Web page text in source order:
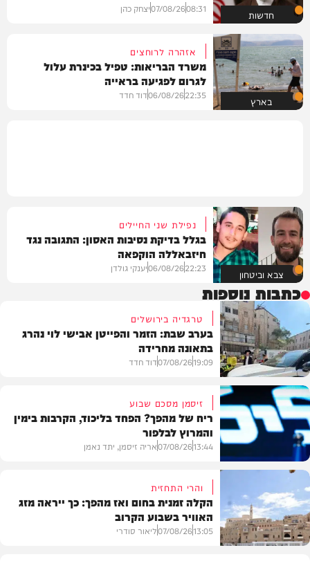
חדשות 08:31
07/08/26יצחק כהן
בארץ
אזהרה לרוחצים
משרד הבריאות: טפיל בכינרת עלול
לגרום לפגיעה בראייה
22:35
06/08/26דוד חדד
צבא וביטחון
נפילת שני החיילים
בגלל בדיקת נסיבות האסון: התגובה נגד
חיזבאללה הוקפאה
22:23
06/08/26יענקי גולדן
כתבות נוספות
בארץ
טרגדיה בירושלים
בערב שבת: הזמר והפייטן אבישי לוי נהרג
בתאונה מחרידה
19:09
07/08/26דוד חדד
פוליטי
זיסמן מסכם שבוע
ריח של מהפך? הפחד בליכוד, הקרבות בימין
והמרוץ לבלפור
13:44
07/08/26אריה זיסמן, יתד נאמן
והרי התחזית
הקלה זמנית בחום ואז מהפך: כך ייראה מזג
האוויר בשבוע הקרוב
13:05
07/08/26ליאור סודרי